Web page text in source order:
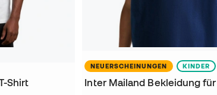
Shirt
NEUERSCHEINUNGEN KINDER